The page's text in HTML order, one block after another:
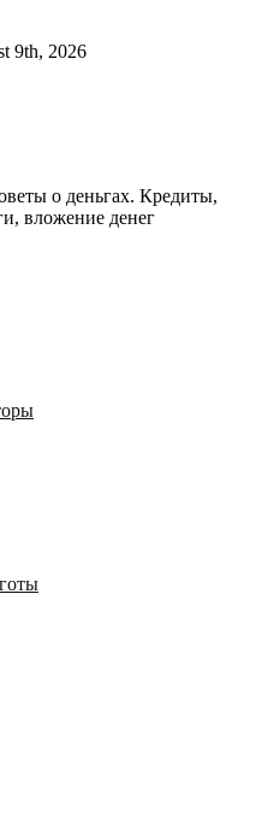
9th, 2026
о деньгах. Кредиты,
вложение денег